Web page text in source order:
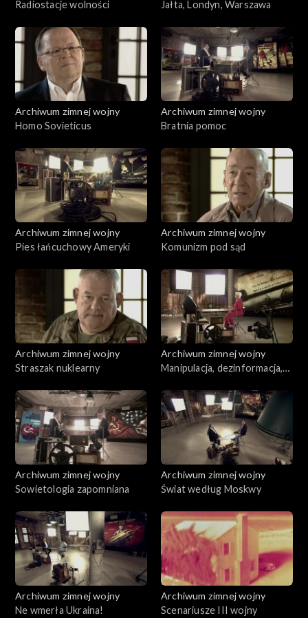
Radiostacje wolności Jałta, Londyn, Warszawa
Archiwum zimnej wojny
Homo Sovieticus
Archiwum zimnej wojny
Bratnia pomoc
Archiwum zimnej wojny
Pies łańcuchowy Ameryki
Archiwum zimnej wojny
Komunizm pod sąd
Archiwum zimnej wojny
Straszak nuklearny
Archiwum zimnej wojny
Manipulacja, dezinformacja,
Archiwum zimnej wojny
Sowietologia zapomniana
Archiwum zimnej wojny
Świat według Moskwy
Archiwum zimnej wojny
Ne wmerła Ukraina!
Archiwum zimnej wojny
Scenariusze III wojny